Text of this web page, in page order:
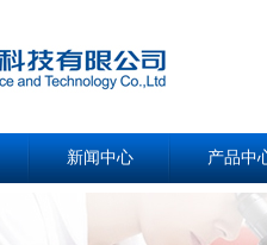
新闻中心 产品中